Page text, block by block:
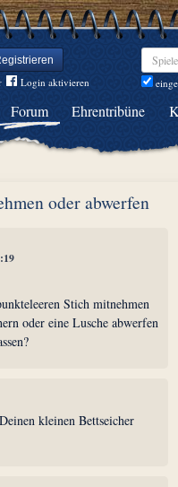
Login aktivieren
Forum Ehrentribüne
oder abwerfen
Stich mitnehmen
oder eine Lusche abwerfen
kleinen Bettseicher